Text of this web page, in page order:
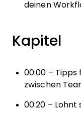
deinen
Kapitel
00:00 – Tipps
zwischen
00:20 – Lohnt